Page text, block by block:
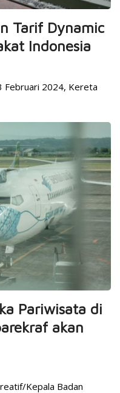
Tarif Dynamic
Indonesia
Februari 2024, Kereta
Pariwisata di
akan
Kepala Badan